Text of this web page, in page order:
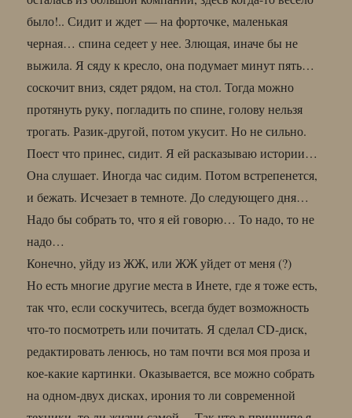
было!.. Сидит и ждет — на форточке, маленькая
черная… спина седеет у нее. Злющая, иначе бы не
выжила. Я сяду к кресло, она подумает минут пять…
соскочит вниз, сядет рядом, на стол. Тогда можно
протянуть руку, погладить по спине, голову нельзя
трогать. Разик-другой, потом укусит. Но не сильно.
Поест что принес, сидит. Я ей расказываю истории…
Она слушает. Иногда час сидим. Потом встрепенется,
и бежать. Исчезает в темноте. До следующего дня…
Надо бы собрать то, что я ей говорю… То надо, то не
надо…
Конечно, уйду из ЖЖ, или ЖЖ уйдет от меня (?)
Но есть многие другие места в Инете, где я тоже есть,
так что, если соскучитесь, всегда будет возможность
что-то посмотреть или почитать. Я сделал CD-диск,
редактировать ленюсь, но там почти вся моя проза и
кое-какие картинки. Оказывается, все можно собрать
на одном-двух дисках, ирония то ли современной